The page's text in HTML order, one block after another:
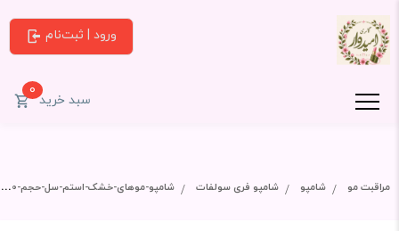
ورود | ثبت‌نام
سبد خرید0
مراقبت مو شامپو شامپو فری سولفات شامپو-موهای-خشک-استم-سل-حجم-250-میل